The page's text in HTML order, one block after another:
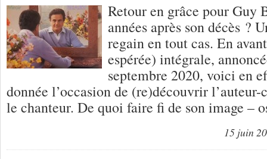
Retour en grâce pour Guy
années après son décès ?
regain en tout cas. En
espérée) intégrale,
septembre 2020, voici en
donnée l’occasion de (re)découvrir
le chanteur. De quoi faire fi de son image –
15 juin